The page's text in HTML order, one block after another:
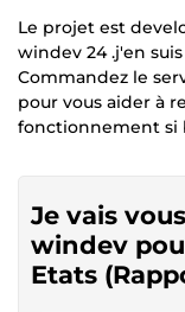
Le projet est
windev 24 .j'en
Commandez le
pour vous aider à
fonctionnement si
Je vais
windev
Etats